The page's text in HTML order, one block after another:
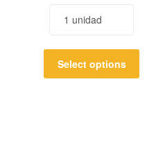
Select options